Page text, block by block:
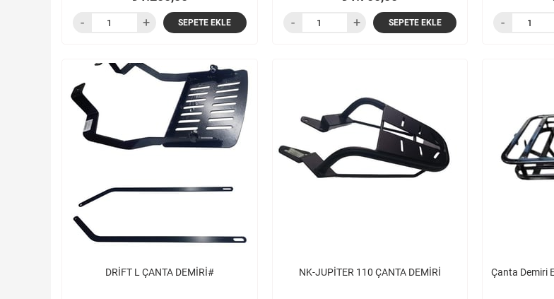
SEPETE EKLE SEPETE EKLE
DRİFT L ÇANTA DEMİRİ# NK-JUPİTER 110 ÇANTA DEMİRİ Çanta Demiri